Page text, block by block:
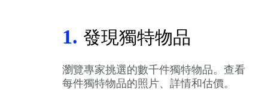
1. 發現獨特物品
瀏覽專家挑選的數千件獨特物品。查看
每件獨特物品的照片、詳情和估價。